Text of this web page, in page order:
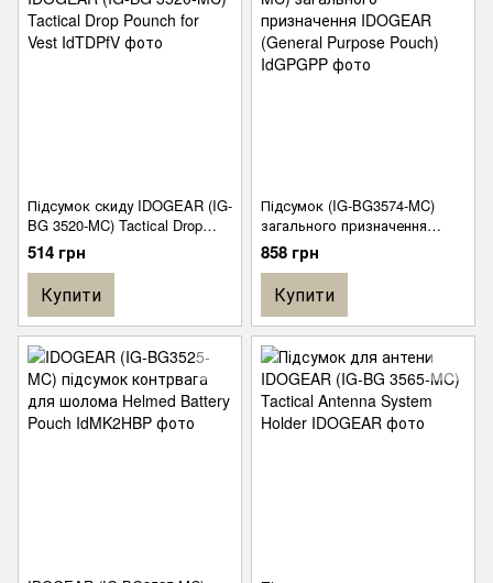
Підсумок скиду IDOGEAR (IG-
BG 3520-MC) Tactical Drop
Pounch for Vest
514 грн
Купити
Підсумок (IG-BG3574-MC)
загального призначення
IDOGEAR (General Purpose
Pouch)
858 грн
Купити